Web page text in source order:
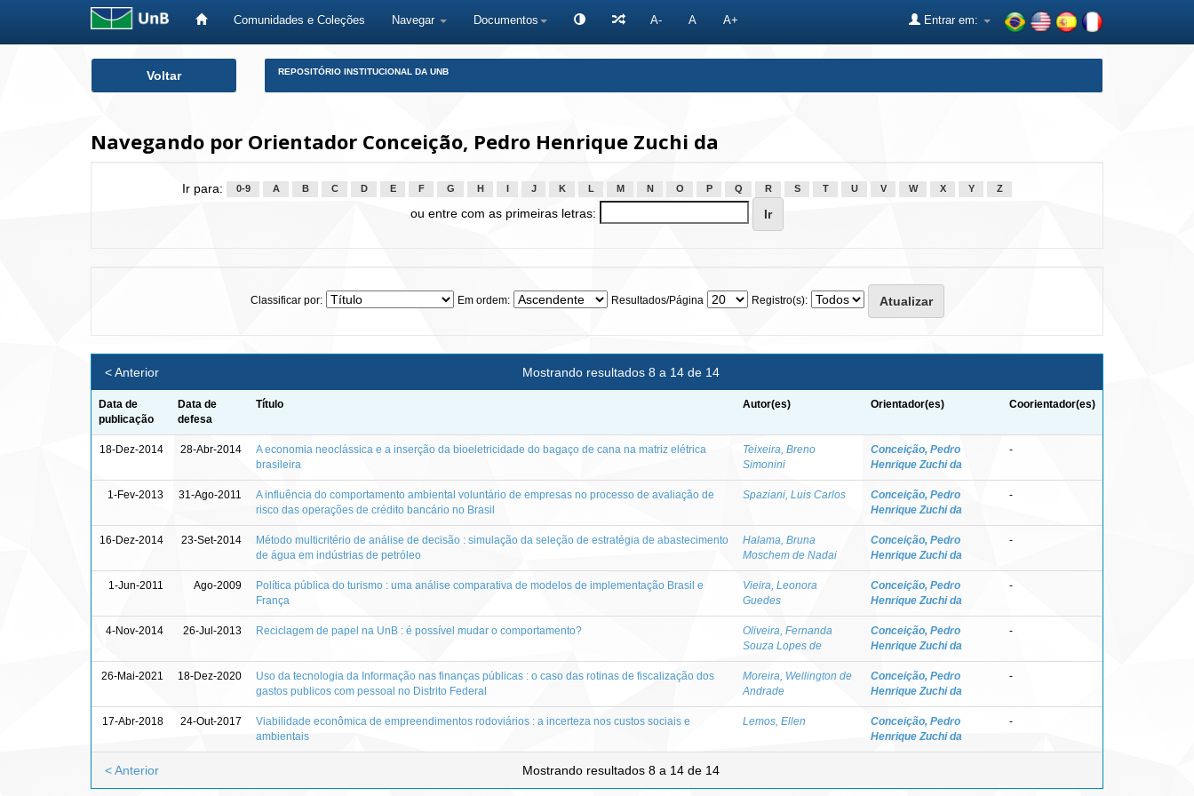
Comunidades e Coleções Navegar Documentos A- A A+ Entrar em:
Voltar REPOSITÓRIO INSTITUCIONAL DA UNB
Navegando por Orientador Conceição, Pedro Henrique Zuchi da
Ir para: 0-9 A B C D E F G H J K L M N O P Q R S T U V W X Y Z
ou entre com as primeiras letras:
Classificar por: Em ordem: Resultados/Página Registro(s):
Mostrando resultados 8 a 14 de 14
< Anterior
Data de
publicação
Data de
defesa
Título Autor(es) Orientador(es) Coorientador(es)
18-Dez-2014 28-Abr-2014
A economia neoclássica e a inserção da bioeletricidade do bagaço de cana na matriz elétrica
brasileira
Teixeira, Breno
Simonini
Conceição, Pedro
Henrique Zuchi da
-
1-Fev-2013 31-Ago-2011
A influência do comportamento ambiental voluntário de empresas no processo de avaliação de
risco das operações de crédito bancário no Brasil
Spaziani, Luis Carlos
Conceição, Pedro
Henrique Zuchi da
-
16-Dez-2014 23-Set-2014
Método multicritério de análise de decisão : simulação da seleção de estratégia de abastecimento
de água em indústrias de petróleo
Halama, Bruna
Moschem de Nadai
Conceição, Pedro
Henrique Zuchi da
-
1-Jun-2011 Ago-2009
Política pública do turismo : uma análise comparativa de modelos de implementação Brasil e
França
Vieira, Leonora
Guedes
Conceição, Pedro
Henrique Zuchi da
-
4-Nov-2014 26-Jul-2013 Reciclagem de papel na UnB : é possível mudar o comportamento?
Oliveira, Fernanda
Souza Lopes de
Conceição, Pedro
Henrique Zuchi da
-
26-Mai-2021 18-Dez-2020
Uso da tecnologia da Informação nas finanças públicas : o caso das rotinas de fiscalização dos
gastos publicos com pessoal no Distrito Federal
Moreira, Wellington de
Andrade
Conceição, Pedro
Henrique Zuchi da
-
17-Abr-2018 24-Out-2017
Viabilidade econômica de empreendimentos rodoviários : a incerteza nos custos sociais e
ambientais
Lemos, Ellen
Conceição, Pedro
Henrique Zuchi da
-
Mostrando resultados 8 a 14 de 14
< Anterior